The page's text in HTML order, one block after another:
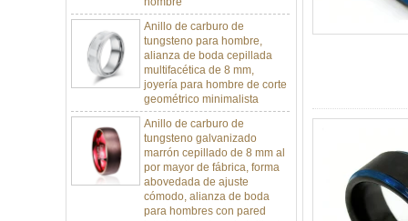
Anillo de carburo de
tungsteno para hombre,
alianza de boda cepillada
multifacética de 8 mm,
joyería para hombre de corte
geométrico minimalista
Anillo de carburo de
tungsteno galvanizado
marrón cepillado de 8 mm al
por mayor de fábrica, forma
abovedada de ajuste
cómodo, alianza de boda
para hombres con pared
interior de color rojo brillante,